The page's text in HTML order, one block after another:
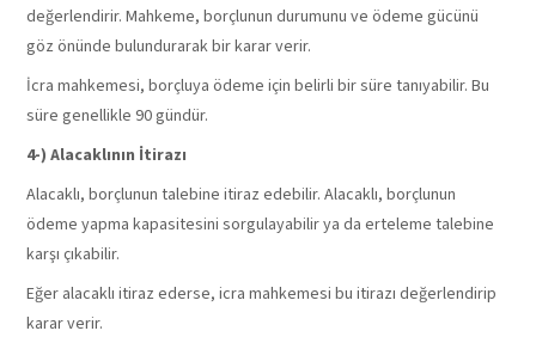
değerlendirir. Mahkeme, borçlunun durumunu ve ödeme gücünü
göz önünde bulundurarak bir karar verir.
İcra mahkemesi, borçluya ödeme için belirli bir süre tanıyabilir. Bu
süre genellikle 90 gündür.
4-) Alacaklının İtirazı
Alacaklı, borçlunun talebine itiraz edebilir. Alacaklı, borçlunun
ödeme yapma kapasitesini sorgulayabilir ya da erteleme talebine
karşı çıkabilir.
Eğer alacaklı itiraz ederse, icra mahkemesi bu itirazı değerlendirip
karar verir.